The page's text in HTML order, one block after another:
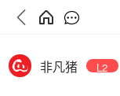
非凡猪 L2